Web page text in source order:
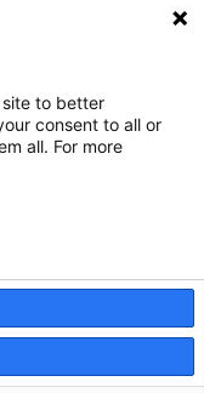
to better
consent to all or
all. For more